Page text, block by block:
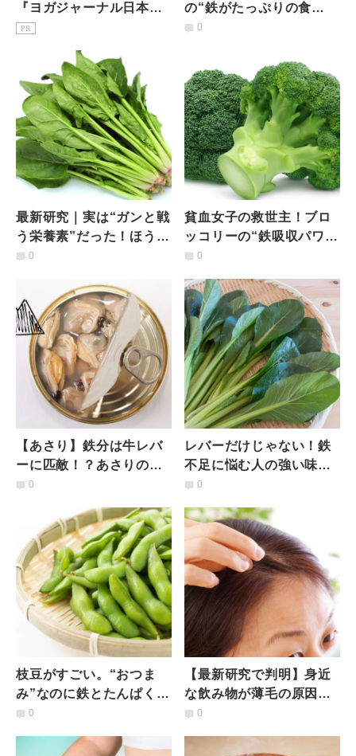
『ヨガジャーナル日本
版』予約購読のご案内
PR
の“鉄がたっぷりの食
材”と“鉄の吸収を助ける
0
最新研究｜実は“ガンと戦
う栄養素”だった！ほうれ
ん草や卵黄に含まれるゼ
0
貧血女子の救世主！ブロ
ッコリーの“鉄吸収パワ
ー”と4つのすごい力、食
が解説
0
【あさり】鉄分は牛レバ
ーに匹敵！？あさりの缶
詰は“貧血女子の神食
べ方は？
0
レバーだけじゃない！鉄
不足に悩む人の強い味方
「小松菜」の栄養価と、
合わせ
0
枝豆がすごい。“おつま
み”なのに鉄とたんぱくが
摂れる最強食材｜管理栄
0
【最新研究で判明】身近
な飲み物が薄毛の原因か
も！？薄毛対策に避けた
0